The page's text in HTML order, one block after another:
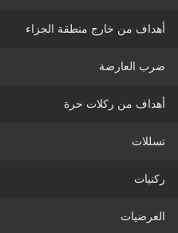
أهداف من خارج منطقة الجزاء
ضرب العارضة
أهداف من ركلات حرة
تسللات
ركنيات
العرضيات